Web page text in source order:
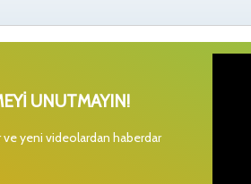
UNUTMAYIN!
ve yeni videolardan haberdar